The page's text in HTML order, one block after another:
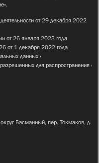
от 29 декабря 2022
от 26 января 2023 года
от 1 декабря 2022 года
данных
для распространения
Басманный, пер. Токмаков, д.